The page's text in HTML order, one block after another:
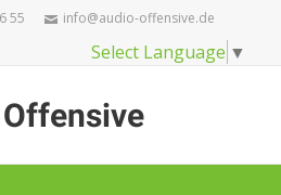
55 info@audio-offensive.de
Select Language ▼